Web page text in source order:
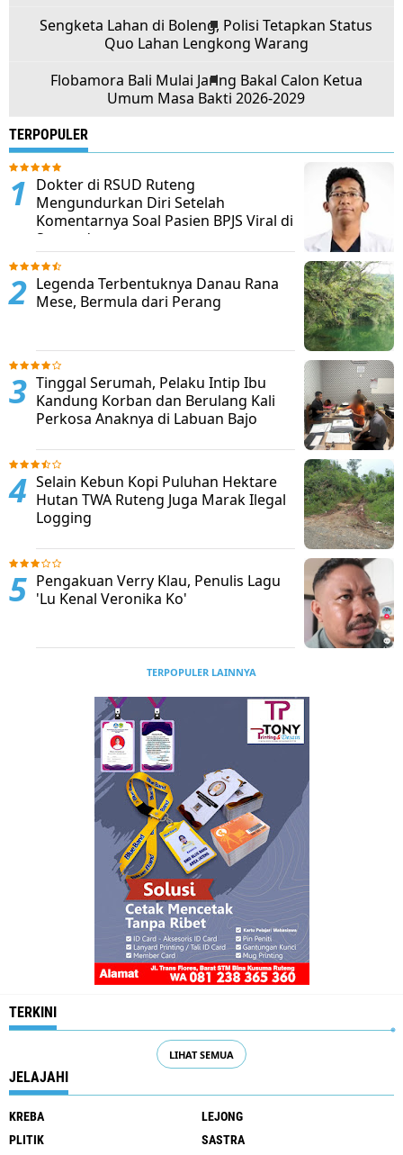
Sengketa Lahan di Boleng, Polisi Tetapkan Status
Quo Lahan Lengkong Warang
Flobamora Bali Mulai Jaring Bakal Calon Ketua
Umum Masa Bakti 2026-2029
TERPOPULER
Dokter di RSUD Ruteng
Mengundurkan Diri Setelah
Komentarnya Soal Pasien BPJS Viral di
Sosmed
Legenda Terbentuknya Danau Rana
Mese, Bermula dari Perang
Tinggal Serumah, Pelaku Intip Ibu
Kandung Korban dan Berulang Kali
Perkosa Anaknya di Labuan Bajo
Selain Kebun Kopi Puluhan Hektare
Hutan TWA Ruteng Juga Marak Ilegal
Logging
Pengakuan Verry Klau, Penulis Lagu
'Lu Kenal Veronika Ko'
TERPOPULER LAINNYA
TERKINI
LIHAT SEMUA
JELAJAHI
KREBA
LEJONG
PLITIK
SASTRA